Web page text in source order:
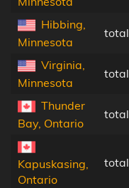
Hibbing,
Minnesota
total
Virginia,
Minnesota
total
Thunder
Bay, Ontario
total
Kapuskasing,
Ontario
total